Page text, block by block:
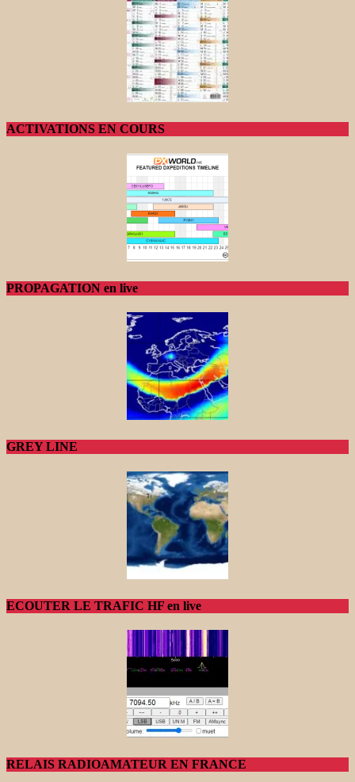
ACTIVATIONS EN COURS
PROPAGATION en live
GREY LINE
ECOUTER LE TRAFIC HF en live
RELAIS RADIOAMATEUR EN FRANCE